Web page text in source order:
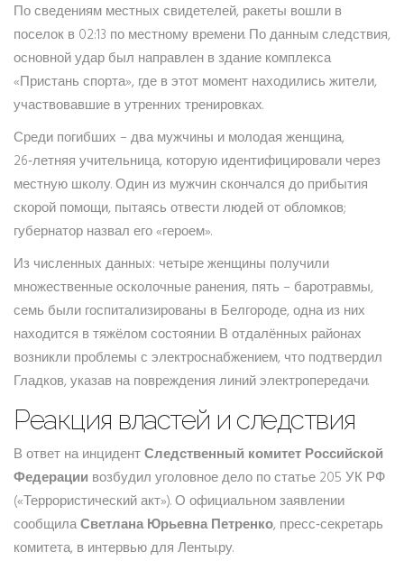
По сведениям местных свидетелей, ракеты вошли в
поселок в 02:13 по местному времени. По данным следствия,
основной удар был направлен в здание комплекса
«Пристань спорта», где в этот момент находились жители,
участвовавшие в утренних тренировках.
Среди погибших – два мужчины и молодая женщина,
26‑летняя учительница, которую идентифицировали через
местную школу. Один из мужчин скончался до прибытия
скорой помощи, пытаясь отвести людей от обломков;
губернатор назвал его «героем».
Из численных данных: четыре женщины получили
множественные осколочные ранения, пять – баротравмы,
семь были госпитализированы в Белгороде, одна из них
находится в тяжёлом состоянии. В отдалённых районах
возникли проблемы с электроснабжением, что подтвердил
Гладков, указав на повреждения линий электропередачи.
Реакция властей и следствия
В ответ на инцидентСледственный комитет Российской
Федерации возбудил уголовное дело по статье 205 УК РФ
(«Террористический акт»). О официальном заявлении
сообщилаСветлана Юрьевна Петренко, пресс‑секретарь
комитета, в интервью для Ленты.ру.